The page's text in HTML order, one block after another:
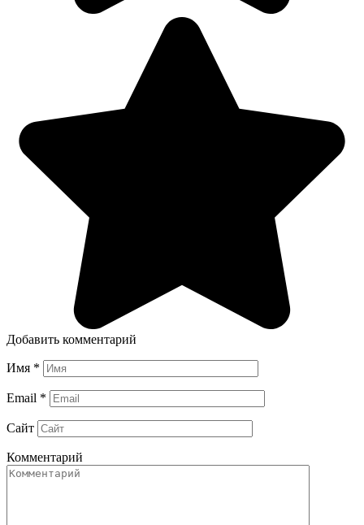
Добавить комментарий
Имя *
Email *
Сайт
Комментарий